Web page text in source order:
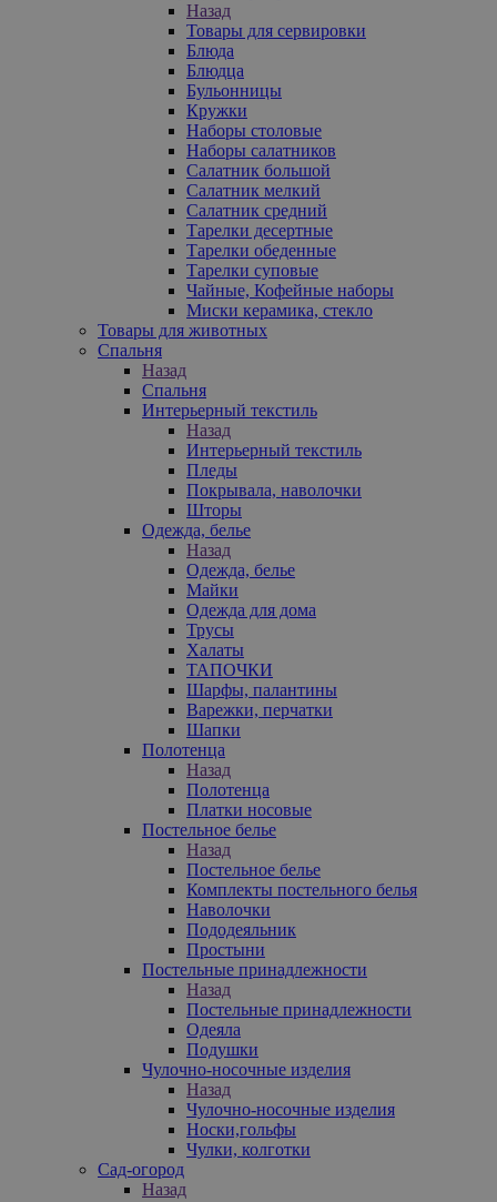
Назад
Товары для сервировки
Блюда
Блюдца
Бульонницы
Кружки
Наборы столовые
Наборы салатников
Салатник большой
Салатник мелкий
Салатник средний
Тарелки десертные
Тарелки обеденные
Тарелки суповые
Чайные, Кофейные наборы
Миски керамика, стекло
Товары для животных
Спальня
Назад
Спальня
Интерьерный текстиль
Назад
Интерьерный текстиль
Пледы
Покрывала, наволочки
Шторы
Одежда, белье
Назад
Одежда, белье
Майки
Одежда для дома
Трусы
Халаты
ТАПОЧКИ
Шарфы, палантины
Варежки, перчатки
Шапки
Полотенца
Назад
Полотенца
Платки носовые
Постельное белье
Назад
Постельное белье
Комплекты постельного белья
Наволочки
Пододеяльник
Простыни
Постельные принадлежности
Назад
Постельные принадлежности
Одеяла
Подушки
Чулочно-носочные изделия
Назад
Чулочно-носочные изделия
Носки,гольфы
Чулки, колготки
Сад-огород
Назад